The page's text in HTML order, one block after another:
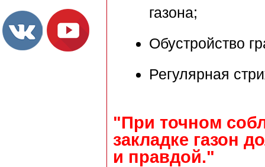
газона;
Обустройство
Регулярная
"При точном
закладке газон
и правдой."